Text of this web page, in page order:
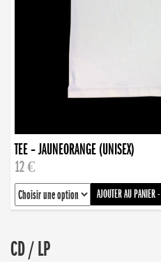
TEE – JAUNEORANGE (UNISEX)
12 €
AJOUTER AU PANIER-
CD / LP